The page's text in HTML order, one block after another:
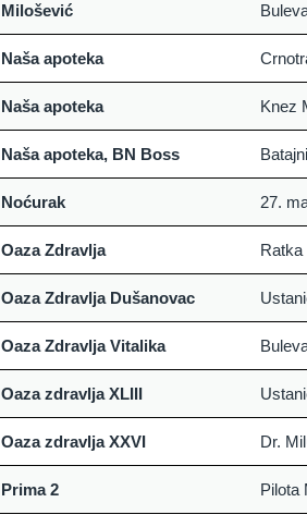
Milošević
Naša apoteka
Naša apoteka Knez
Naša apoteka, BN Boss
Noćurak 27.
Oaza Zdravlja Ratka
Oaza Zdravlja Dušanovac
Oaza Zdravlja Vitalika
Oaza zdravlja XLIII
Oaza zdravlja XXVI Dr.
Prima 2 Pilota